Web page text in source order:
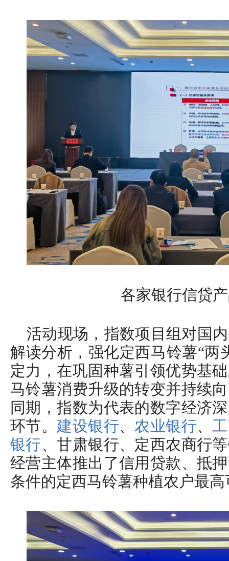
各家银行信贷
活动现场，指数项目组对国
解读分析，强化定西马铃薯“两
定力，在巩固种薯引领优势基
马铃薯消费升级的转变并持续
同期，指数为代表的数字经济
环节。 建设银行、农业银行、
银行、甘肃银行、定西农商行
经营主体推出了信用贷款、抵
条件的定西马铃薯种植农户最